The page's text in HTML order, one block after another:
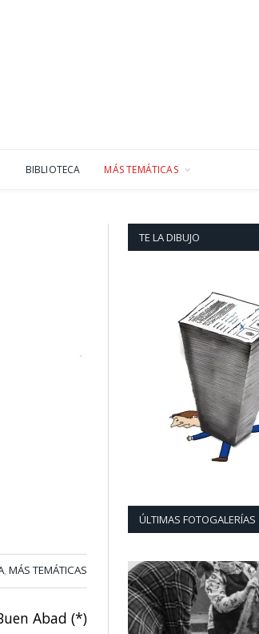
BIBLIOTECA MÁS TEMÁTICAS
, MÁS TEMÁTICAS
Abad (*)
TE LA DIBUJO
ÚLTIMAS FOTOGALERÍAS